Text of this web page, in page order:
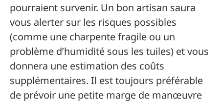
pourraient survenir. Un bon artisan saura
vous alerter sur les risques possibles
(comme une charpente fragile ou un
problème d’humidité sous les tuiles) et vous
donnera une estimation des coûts
supplémentaires. Il est toujours préférable
de prévoir une petite marge de manœuvre